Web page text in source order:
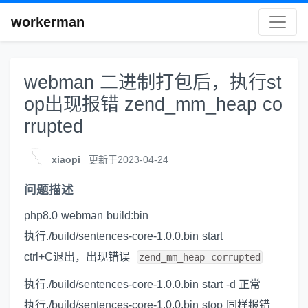
workerman
webman 二进制打包后，执行st
op出现报错 zend_mm_heap co
rrupted
xiaopi 更新于2023-04-24
问题描述
php8.0 webman build:bin
执行./build/sentences-core-1.0.0.bin start
ctrl+C退出，出现错误
zend_mm_heap corrupted
执行./build/sentences-core-1.0.0.bin start -d 正常
执行./build/sentences-core-1.0.0.bin stop 同样报错